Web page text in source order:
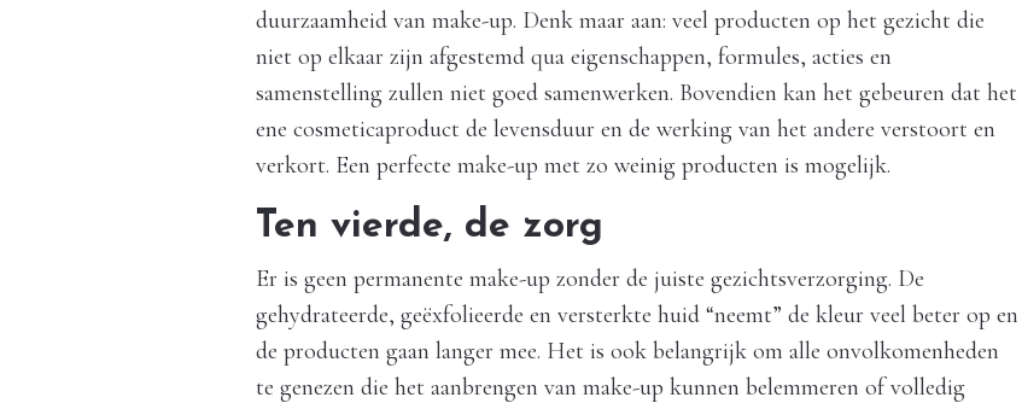
duurzaamheid van make-up. Denk maar aan: veel producten op het gezicht die
niet op elkaar zijn afgestemd qua eigenschappen, formules, acties en
samenstelling zullen niet goed samenwerken. Bovendien kan het gebeuren dat het
ene cosmeticaproduct de levensduur en de werking van het andere verstoort en
verkort. Een perfecte make-up met zo weinig producten is mogelijk.
Ten vierde, de zorg
Er is geen permanente make-up zonder de juiste gezichtsverzorging. De
gehydrateerde, geëxfolieerde en versterkte huid “neemt” de kleur veel beter op en
de producten gaan langer mee. Het is ook belangrijk om alle onvolkomenheden
te genezen die het aanbrengen van make-up kunnen belemmeren of volledig